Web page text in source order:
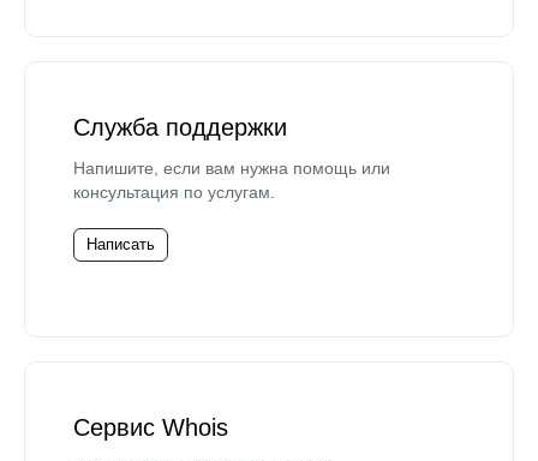
Служба поддержки
Напишите, если вам нужна помощь или
консультация по услугам.
Написать
Сервис Whois